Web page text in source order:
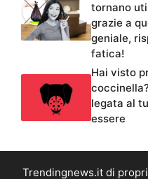
tornano
grazie a
geniale,
fatica!
Hai visto
legata al
essere
Trendingnews.it di